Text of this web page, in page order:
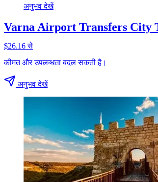
अनुभव देखें
Varna Airport Transfers City
$26.16 से
कीमत और उपलब्धता बदल सकती है।
अनुभव देखें